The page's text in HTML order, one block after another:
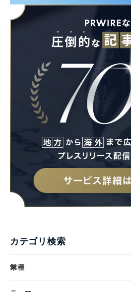
カテゴリ検索
業種